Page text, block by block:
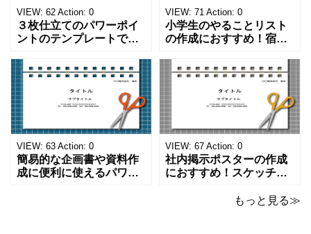
VIEW: 62 Action: 0
３枚仕立てのパワーポイ
ントのテンプレートで
ペンのワンポイントイラ
ストが描かれています。
ご案内やお知らせなど簡
単な資料を時短で作成で
きる便利なフォーマット
になります。 文房具好き
の方、掲示ポスターを作
成をされたい方におす
VIEW: 71 Action: 0
小学生のやることリスト
の作成におすすめ！宿題
事をまとめたい時のフォ
ーマットにおすすめしま
す。 ノートタイプのフォ
ーマットで文字入れをし
やすく、壁に貼ってもか
わいいデザインです。お
子さんが見てもテンショ
ンが上がるテンプレ
VIEW: 63 Action: 0
簡易的な企画書や資料作
成に便利に使えるパワー
VIEW: 67 Action: 0
社内掲示ポスターの作成
におすすめ！スケッチブ
なパワーポイントのテン
もっと見る≫